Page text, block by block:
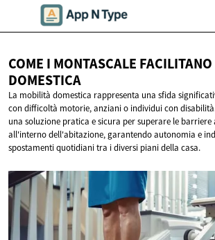
COME I MONTASCALE
DOMESTICA
La mobilità domestica rappresenta una sfida
con difficoltà motorie, anziani o individui con
una soluzione pratica e sicura per superare le
all'interno dell'abitazione, garantendo autonomia e
spostamenti quotidiani tra i diversi piani della casa.